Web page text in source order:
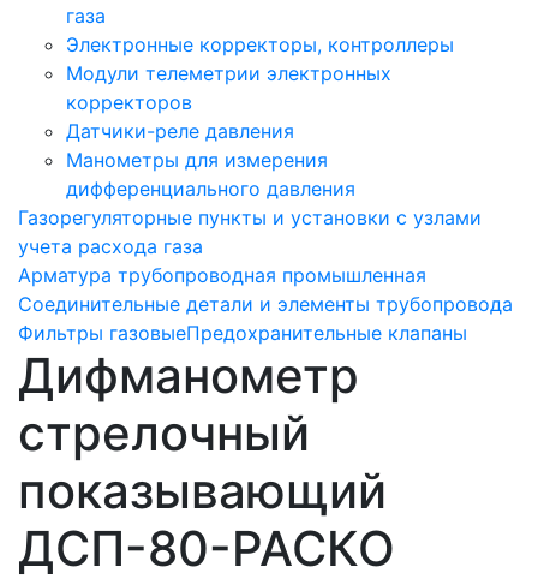
газа
Электронные корректоры, контроллеры
Модули телеметрии электронных
корректоров
Датчики-реле давления
Манометры для измерения
дифференциального давления
Газорегуляторные пункты и установки с узлами
учета расхода газа
Арматура трубопроводная промышленная
Соединительные детали и элементы трубопровода
Фильтры газовыеПредохранительные клапаны
Дифманометр
стрелочный
показывающий
ДСП-80-РАСКО